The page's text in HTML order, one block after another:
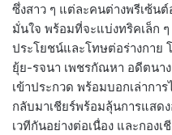
ซึ่งสาว ๆ แต่ละคนต่างพรีเซ้น
มั่นใจ พร้อมที่จะแบ่งทริคเล็ก
ประโยชน์และโทษต่อร่างกาย
ยุ้ย-รจนา เพชรกัณหา อดีตนา
เข้าประกวด พร้อมบอกเล่าก
กลับมาเชียร์พร้อมลุ้นการแสด
เวทีกันอย่างต่อเนื่อง และกอง